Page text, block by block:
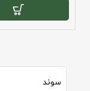
سوند